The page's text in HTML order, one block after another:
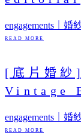
engagements｜婚
READ MORE
[底片婚
Vintage
engagements｜婚
READ MORE